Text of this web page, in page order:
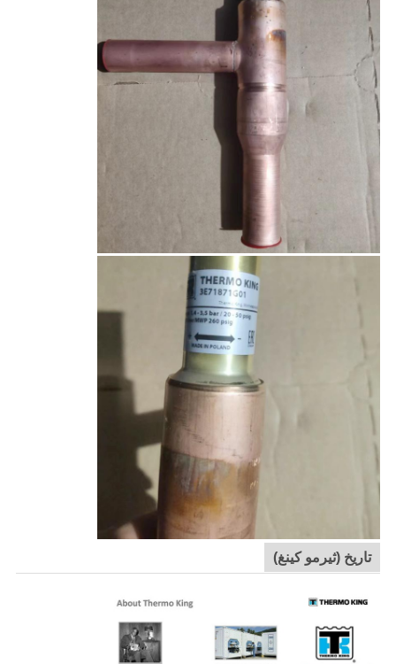
تاريخ (ثيرمو كينغ)